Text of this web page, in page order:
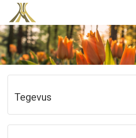
Tegevus